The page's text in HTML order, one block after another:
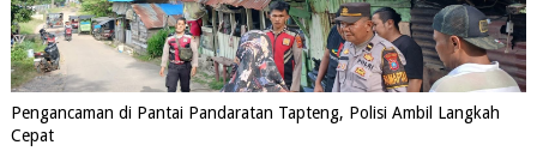
Pengancaman di Pantai Pandaratan Tapteng, Polisi Ambil Langkah
Cepat